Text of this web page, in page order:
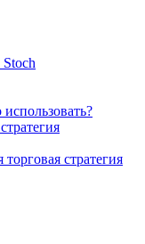
стратегия